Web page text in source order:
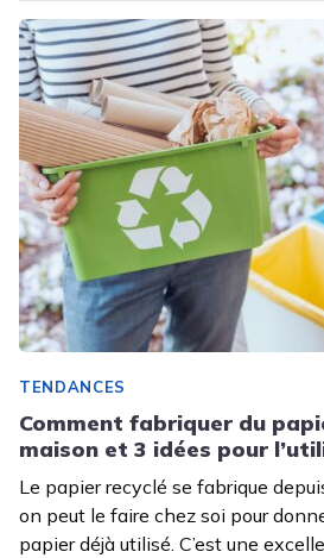
TENDANCES
Comment fabriquer du
maison et 3 idées pour
Le papier recyclé se fabrique
on peut le faire chez soi pour
papier déjà utilisé. C’est une